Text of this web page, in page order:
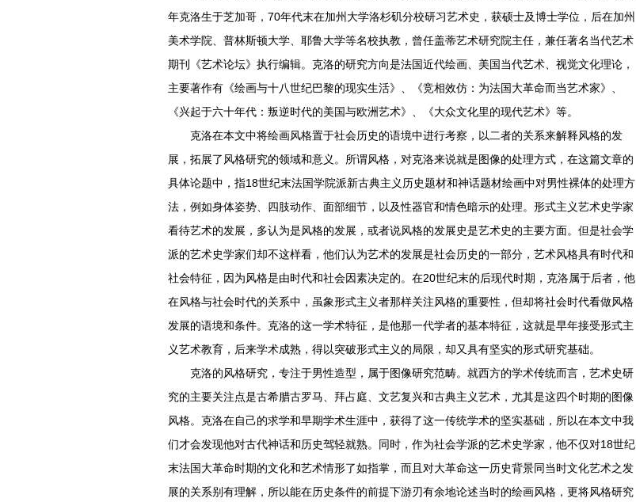
年克洛生于芝加哥，70年代末在加州大学洛杉矶分校研习艺术史，获硕士及博士学位，后在加州
美术学院、普林斯顿大学、耶鲁大学等名校执教，曾任盖蒂艺术研究院主任，兼任著名当代艺术
期刊《艺术论坛》执行编辑。克洛的研究方向是法国近代绘画、美国当代艺术、视觉文化理论，
主要著作有《绘画与十八世纪巴黎的现实生活》、《竞相效仿：为法国大革命而当艺术家》、
《兴起于六十年代：叛逆时代的美国与欧洲艺术》、《大众文化里的现代艺术》等。
克洛在本文中将绘画风格置于社会历史的语境中进行考察，以二者的关系来解释风格的发
展，拓展了风格研究的领域和意义。所谓风格，对克洛来说就是图像的处理方式，在这篇文章的
具体论题中，指18世纪末法国学院派新古典主义历史题材和神话题材绘画中对男性裸体的处理方
法，例如身体姿势、四肢动作、面部细节，以及性器官和情色暗示的处理。形式主义艺术史学家
看待艺术的发展，多认为是风格的发展，或者说风格的发展史是艺术史的主要方面。但是社会学
派的艺术史学家们却不这样看，他们认为艺术的发展是社会历史的一部分，艺术风格具有时代和
社会特征，因为风格是由时代和社会因素决定的。在20世纪末的后现代时期，克洛属于后者，他
在风格与社会时代的关系中，虽象形式主义者那样关注风格的重要性，但却将社会时代看做风格
发展的语境和条件。克洛的这一学术特征，是他那一代学者的基本特征，这就是早年接受形式主
义艺术教育，后来学术成熟，得以突破形式主义的局限，却又具有坚实的形式研究基础。
克洛的风格研究，专注于男性造型，属于图像研究范畴。就西方的学术传统而言，艺术史研
究的主要关注点是古希腊古罗马、拜占庭、文艺复兴和古典主义艺术，尤其是这四个时期的图像
风格。克洛在自己的求学和早期学术生涯中，获得了这一传统学术的坚实基础，所以在本文中我
们才会发现他对古代神话和历史驾轻就熟。同时，作为社会学派的艺术史学家，他不仅对18世纪
末法国大革命时期的文化和艺术情形了如指掌，而且对大革命这一历史背景同当时文化艺术之发
展的关系别有理解，所以能在历史条件的前提下游刃有余地论述当时的绘画风格，更将风格研究